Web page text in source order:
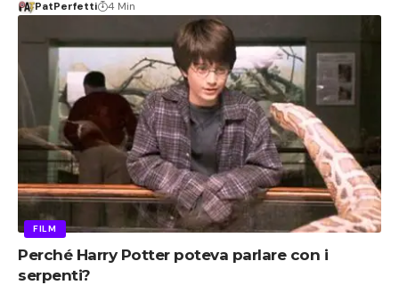
PatPerfetti 4 Min
FILM
Perché Harry Potter poteva parlare con i
serpenti?